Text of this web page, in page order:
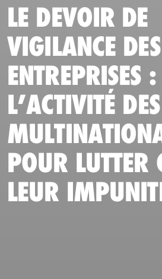
LE DEVOIR DE
VIGILANCE DES
ENTREPRISES
L’ACTIVITÉ DES
POUR LUTTER
LEUR